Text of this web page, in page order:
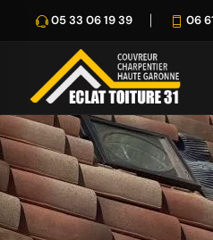
05 33 06 19 39 06